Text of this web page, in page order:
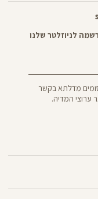
מדלתא בקשר